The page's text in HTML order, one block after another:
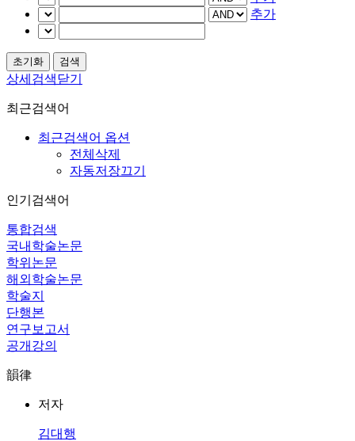
추가
상세검색닫기
최근검색어
최근검색어 옵션
전체삭제
자동저장끄기
인기검색어
통합검색
국내학술논문
학위논문
해외학술논문
학술지
단행본
연구보고서
공개강의
韻律
저자
김대행